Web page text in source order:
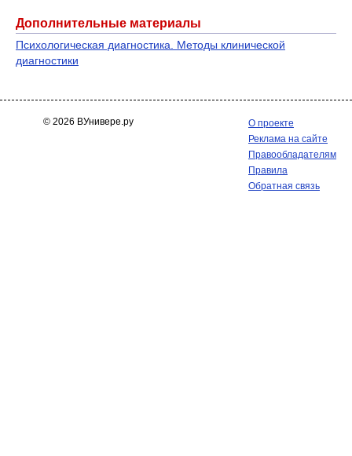
Дополнительные материалы
Психологическая диагностика. Методы клинической
диагностики
© 2026 ВУнивере.ру
О проекте
Реклама на сайте
Правообладателям
Правила
Обратная связь